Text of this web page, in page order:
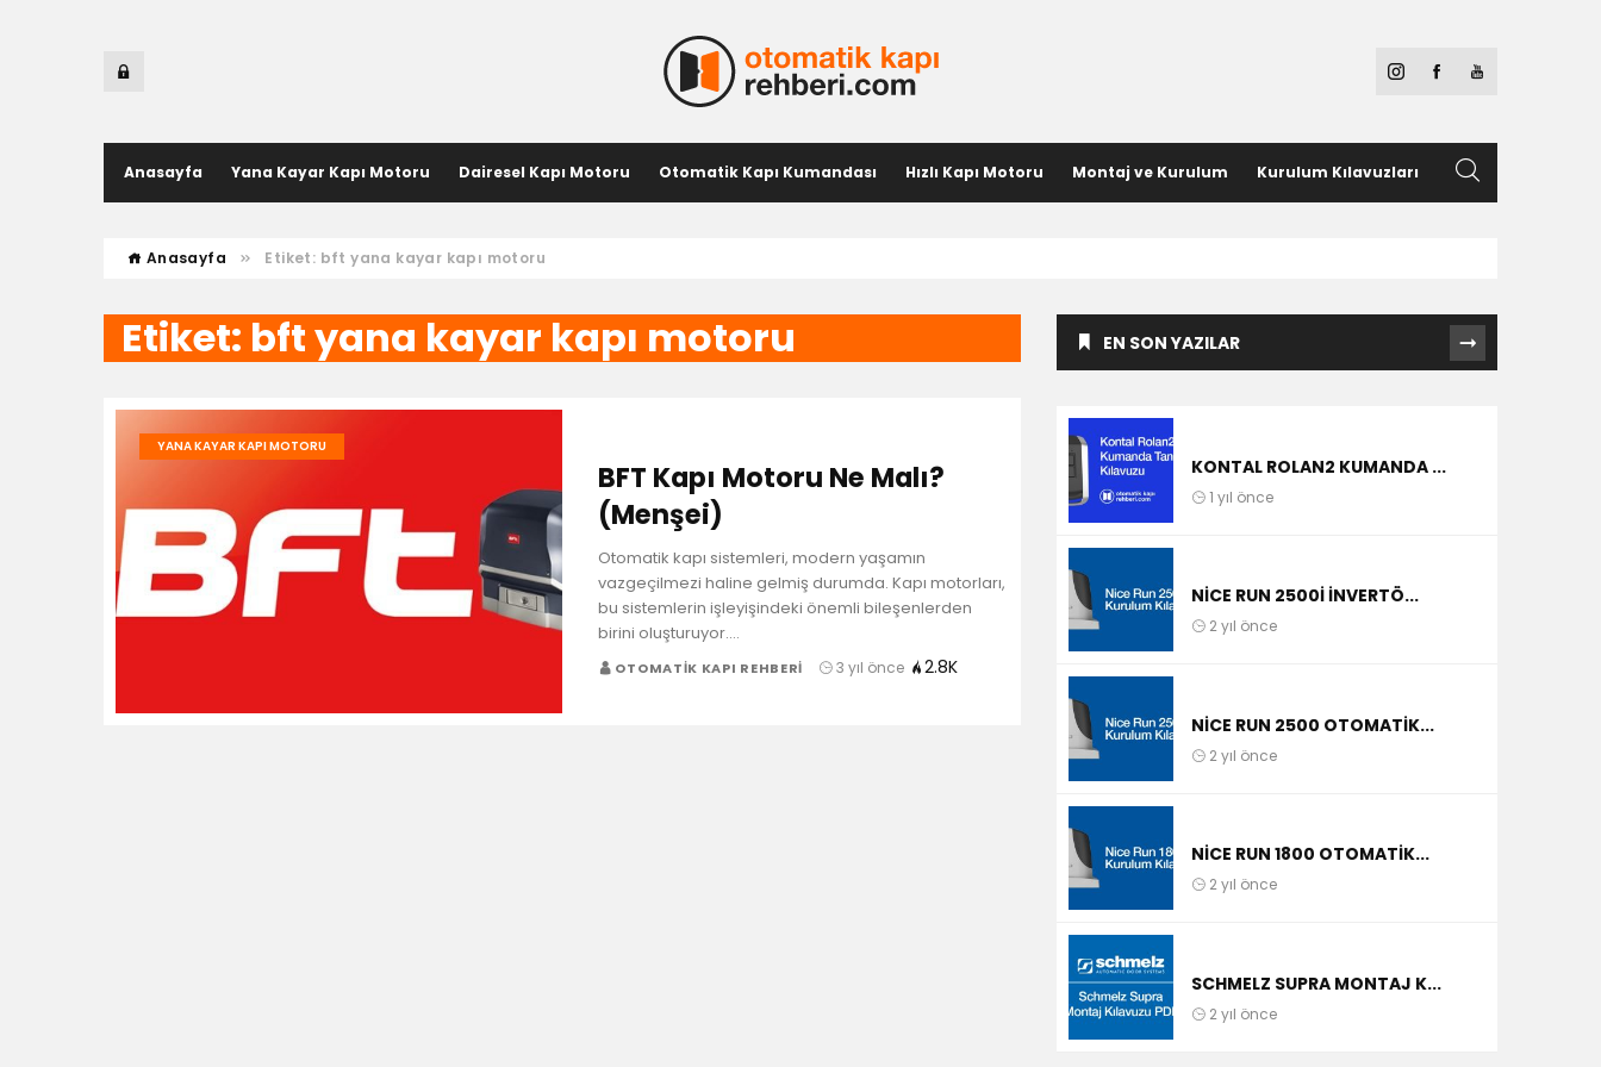
Anasayfa Yana Kayar Kapı Motoru Dairesel Kapı Motoru Otomatik Kapı Kumandası Hızlı Kapı Motoru Montaj ve Kurulum Kurulum Kılavuzları
Anasayfa Etiket: bft yana kayar kapı motoru
Etiket: bft yana kayar kapı motoru
YANA KAYAR KAPI MOTORU
BFT Kapı Motoru Ne Malı?
(Menşei)
Otomatik kapı sistemleri, modern yaşamın
vazgeçilmezi haline gelmiş durumda. Kapı motorları,
bu sistemlerin işleyişindeki önemli bileşenlerden
birini oluşturuyor.…
OTOMATIK KAPI REHBERI 3 yıl önce 2.8K
EN SON YAZILAR
KONTAL ROLAN2 KUMANDA ...
1 yıl önce
NICE RUN 2500I İNVERTÖ...
2 yıl önce
NICE RUN 2500 OTOMATIK...
2 yıl önce
NICE RUN 1800 OTOMATIK...
2 yıl önce
SCHMELZ SUPRA MONTAJ K...
2 yıl önce